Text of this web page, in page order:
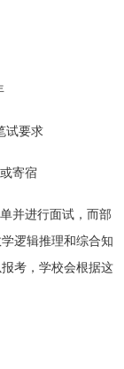
试要求
寄宿
并进行面试，而部
逻辑推理和综合知
考，学校会根据这